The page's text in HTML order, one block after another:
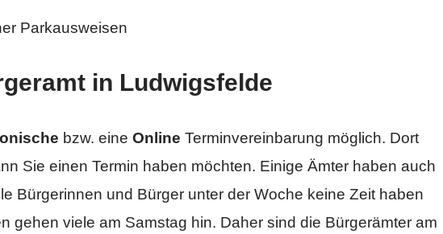
Parkausweisen
in Ludwigsfelde
bzw. eine Online Terminvereinbarung möglich. Dort
Sie einen Termin haben möchten. Einige Ämter haben auch
Bürgerinnen und Bürger unter der Woche keine Zeit haben
gehen viele am Samstag hin. Daher sind die Bürgerämter am